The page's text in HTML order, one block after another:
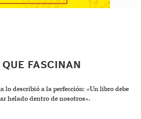
FASCINAN
lo describió a la perfección: «Un libro debe
helado dentro de nosotros».